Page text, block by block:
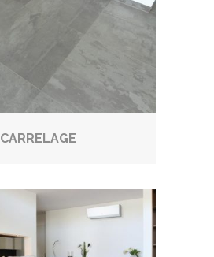
CARRELAGE